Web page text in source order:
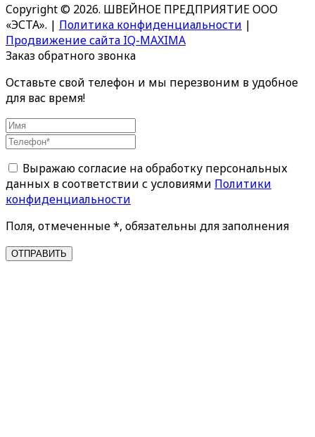
Copyright © 2026. ШВЕЙНОЕ ПРЕДПРИЯТИЕ ООО
«ЭСТА». | Политика конфиденциальности |
Продвижение сайта IQ-MAXIMA
Заказ обратного звонка
Оставьте свой телефон и мы перезвоним в удобное
для вас время!
Выражаю согласие на обработку персональных
данных в соответствии с условиями Политики
конфиденциальности
Поля, отмеченные *, обязательны для заполнения
ОТПРАВИТЬ